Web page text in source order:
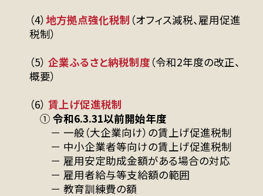
（4）地方拠点強化税制 （オフィス減税、雇用促進
税制）
（5） 企業ふるさと納税制度 （令和2年度の改正、
概要）
（6） 賃上げ促進税制
① 令和6.3.31以前開始年度
－ 一般（大企業向け）の賃上げ促進税制
－ 中小企業者等向けの賃上げ促進税制
－ 雇用安定助成金額がある場合の対応
－ 雇用者給与等支給額の範囲
－ 教育訓練費の額